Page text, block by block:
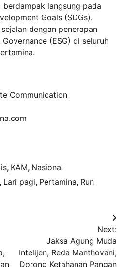
langsung pada
Goals (SDGs).
dengan penerapan
(ESG) di seluruh
Communication
, KAM, Nasional
, Lari pagi, Pertamina, Run
Next:
Jaksa Agung Muda
Intelijen, Reda Manthovani,
Dorong Ketahanan Pangan